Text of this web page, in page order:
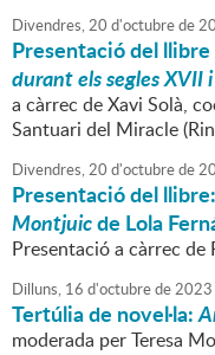
Divendres,20 d'octubrede
Presentació del llibre
durant els segles XVII
a càrrec de Xavi Solà,
Santuari del Miracle
Divendres,20 d'octubrede
Presentació del llibre:
Montjuicde Lola
Presentació a càrrec de
Dilluns, 16 d'octubrede2023
Tertúlia de novel·la:
moderada per Teresa